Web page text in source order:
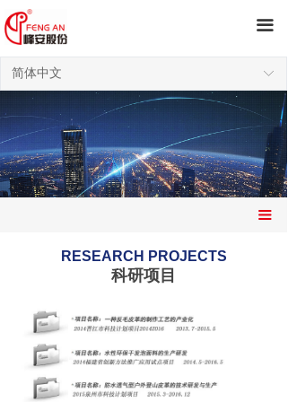
끀
ꀅ
简体中文
끀
RESEARCH PROJECTS
科研项目